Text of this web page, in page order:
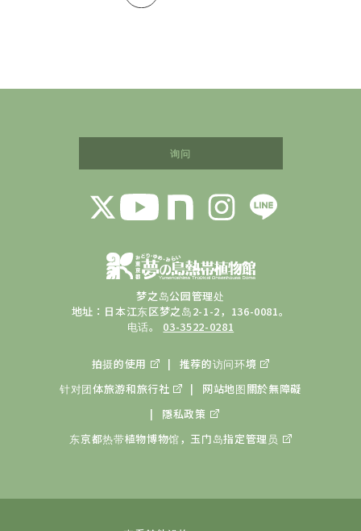
询问
梦之岛公园管理处
地址：日本江东区梦之岛2-1-2，136-0081。
电话。 03-3522-0281
拍摄的使用
推荐的访问环境
针对团体旅游和旅行社
网站地图關於無障礙
隱私政策
东京都热带植物博物馆，玉门岛指定管理员